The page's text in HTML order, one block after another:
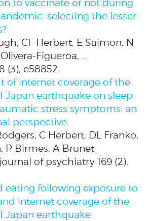
to vaccinate or not during
selecting the lesser
CF Herbert, E Saimon, N
Figueroa, ...
(3), e58852
of internet coverage of the
Japan earthquake on sleep
stress symptoms: an
perspective
C Herbert, DL Franko,
P Birmes, A Brunet
of psychiatry 169 (2),
eating following exposure to
internet coverage of the
Japan earthquake